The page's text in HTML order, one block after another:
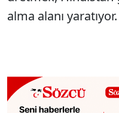
alma alanı yaratıyor.